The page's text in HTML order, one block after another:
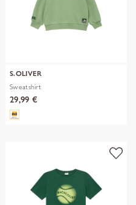
S.OLIVER
Sweatshirt
29,99 €